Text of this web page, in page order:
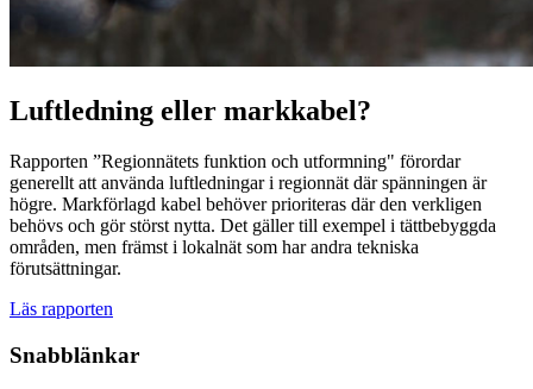
Luftledning eller markkabel?
Rapporten ”Regionnätets funktion och utformning" förordar
generellt att använda luftledningar i regionnät där spänningen är
högre. Markförlagd kabel behöver prioriteras där den verkligen
behövs och gör störst nytta. Det gäller till exempel i tättbebyggda
områden, men främst i lokalnät som har andra tekniska
förutsättningar.
Läs rapporten
Snabblänkar